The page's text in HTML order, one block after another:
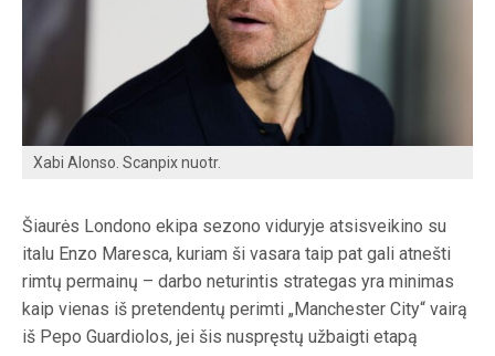
Xabi Alonso. Scanpix nuotr.
Šiaurės Londono ekipa sezono viduryje atsisveikino su
italu Enzo Maresca, kuriam ši vasara taip pat gali atnešti
rimtų permainų – darbo neturintis strategas yra minimas
kaip vienas iš pretendentų perimti „Manchester City“ vairą
iš Pepo Guardiolos, jei šis nuspręstų užbaigti etapą